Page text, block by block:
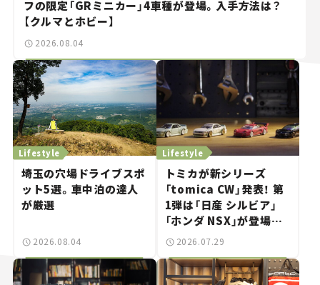
フの限定「GRミニカー」4車種が登場。入手方法は？
【クルマとホビー】
2026.08.04
埼玉の穴場ドライブスポ
ット5選。車中泊の達人
が厳選
Lifestyle
2026.08.04
トミカが新シリーズ
「tomica CW」発表！ 第
1弾は「日産 シルビア」
「ホンダ NSX」が登場。
世界が注目す
とホビー】
Lifestyle
2026.07.29